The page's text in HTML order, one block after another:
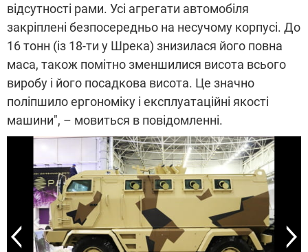
відсутності рами. Усі агрегати автомобіля
закріплені безпосередньо на несучому корпусі. До
16 тонн (із 18-ти у Шрека) знизилася його повна
маса, також помітно зменшилися висота всього
виробу і його посадкова висота. Це значно
поліпшило ергономіку і експлуатаційні якості
машини", – мовиться в повідомленні.